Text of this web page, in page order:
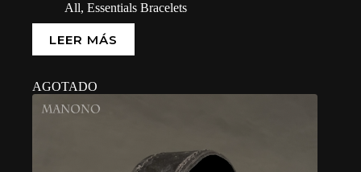
All, Essentials Bracelets
LEER MÁS
AGOTADO